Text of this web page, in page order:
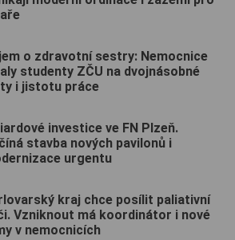
o zdravotní sestry: Nemocnice
studenty ZČU na dvojnásobné
i jistotu práce
investice ve FN Plzeň.
stavba nových pavilonů i
urgentu
kraj chce posílit paliativní
Vzniknout má koordinátor i nové
v nemocnicích